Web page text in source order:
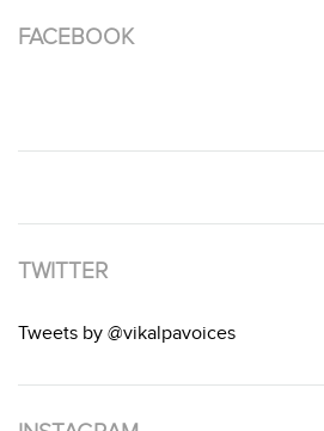
FACEBOOK
TWITTER
Tweets by @vikalpavoices